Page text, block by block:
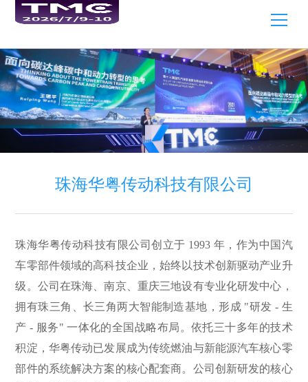
珠海华粤传动科技有限公司
珠海华粤传动科技有限公司创立于 1993 年，作为中国汽
车零部件领域的高科技企业，始终以技术创新驱动产业升
级。公司在珠海、南京、重庆三地设有专业化研发中心，
拥有珠三角、长三角两大智能制造基地，形成 "研发 - 生
产 - 服务" 一体化的全国战略布局。依托三十多年的技术
积淀，华粤传动已发展成为传统燃油与新能源汽车核心零
部件的系统解决方案的核心配套商。公司创新研发的核心